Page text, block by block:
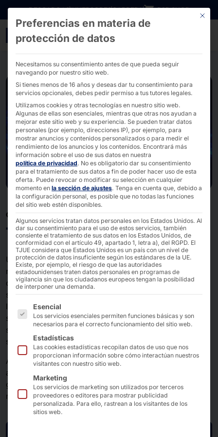
Ir directamente al contenido
DESCARGASINVERSORESCARRERA B2B SHOP
Hardware de tecnología
CONEXIÓN DE SOLUCIONES LLAVE EN MANO
Tecnología de redes
Una tecnología de red potente y moderna es un
requisito indispensable para el éxito económico en el
comercio y la industria. Nuestros clientes utilizan
soluciones para conectar las oficinas domésticas con
las empresas, los componentes básicos con la IIoT, el
servicio con las instalaciones de producción y las
sucursales con las oficinas centrales utilizando su
software.
AKHET® Technologie lleva más de 20 años ofreciendo
a los ISV soluciones llave en mano de alta calidad, con
garantía de futuro y a largo plazo, adaptadas a sus
necesidades.
Este
Preferencias en materia de
protección de datos
Necesitamos su consentimiento antes de que pueda seguir
navegando por nuestro sitio web.
Si tienes menos de 16 años y deseas dar tu consentimiento para
servicios opcionales, debes pedir permiso a tus tutores legales.
Utilizamos cookies y otras tecnologías en nuestro sitio web.
Algunas de ellas son esenciales, mientras que otras nos ayudan a
mejorar este sitio web y su experiencia. Se pueden tratar datos
personales (por ejemplo, direcciones IP), por ejemplo, para
mostrar anuncios y contenidos personalizados o para medir el
rendimiento de los anuncios y los contenidos. Encontrará más
información sobre el uso de sus datos en nuestra
política de privacidad. No es obligatorio dar su consentimiento
para el tratamiento de sus datos a fin de poder hacer uso de esta
oferta. Puede revocar o modificar su selección en cualquier
momento en la sección de ajustes. Tenga en cuenta que, debido a
la configuración personal, es posible que no todas las funciones
del sitio web estén disponibles.
Algunos servicios tratan datos personales en los Estados Unidos. Al
dar su consentimiento para el uso de estos servicios, también
consiente el tratamiento de sus datos en los Estados Unidos, de
conformidad con el artículo 49, apartado 1, letra a), del RGPD. El
TJUE considera que Estados Unidos es un país con un nivel de
protección de datos insuficiente según los estándares de la UE.
Existe, por ejemplo, el riesgo de que las autoridades
estadounidenses traten datos personales en programas de
vigilancia sin que los ciudadanos europeos tengan la posibilidad
de interponer una demanda.
A continuación se enumeran los grupos de servicios
Esencial
Los servicios esenciales permiten funciones básicas y son
necesarios para el correcto funcionamiento del sitio web.
Estadísticas
Las cookies estadísticas recopilan datos de uso que nos
proporcionan información sobre cómo interactúan nuestros
visitantes con nuestro sitio web.
Marketing
Los servicios de marketing son utilizados por terceros
proveedores o editores para mostrar publicidad
personalizada. Para ello, rastrean a los visitantes de los
sitios web.